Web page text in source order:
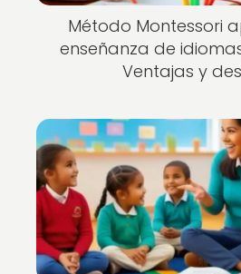
Método Montessori
enseñanza de
Ventajas y